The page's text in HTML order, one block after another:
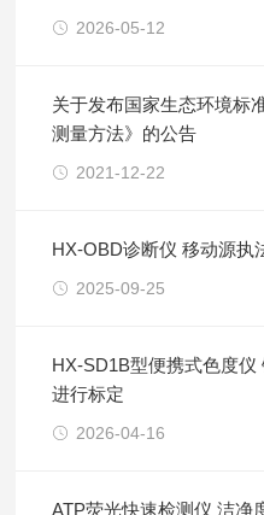
2026-05-12
关于发布国家生态环境标
测量方法》的公告
2021-12-22
HX-OBD诊断仪 移动源执
2025-09-25
HX-SD1B型便携式色度仪 铂—钴色度标准溶液
进行标定
2026-04-16
ATP荧光快速检测仪 洁净